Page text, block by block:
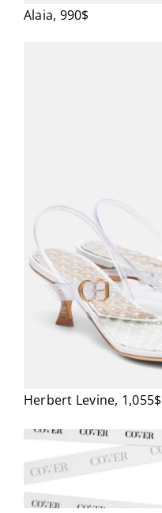
Alaia, 990$
Herbert Levine, 1,055$